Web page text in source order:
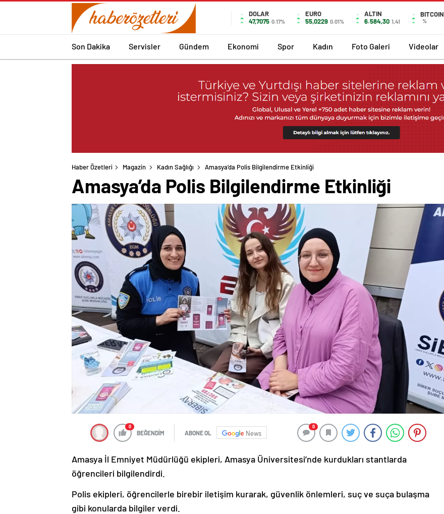
DOLAR
47,7075 0.17%
EURO
55,0229 0.01%
ALTIN
6.584,30 1,41
BITCOIN
%
Son Dakika Servisler Gündem Ekonomi Spor Kadın Foto Galeri Videolar
Haber Özetleri Magazin Kadın Sağlığı Amasya’da Polis Bilgilendirme Etkinliği
Amasya’da Polis Bilgilendirme Etkinliği
0
BEĞENDİM ABONE OL News
0
Amasya İl Emniyet Müdürlüğü ekipleri, Amasya Üniversitesi’nde kurdukları stantlarda
öğrencileri bilgilendirdi.
Polis ekipleri, öğrencilerle birebir iletişim kurarak, güvenlik önlemleri, suç ve suça bulaşma
gibi konularda bilgiler verdi.